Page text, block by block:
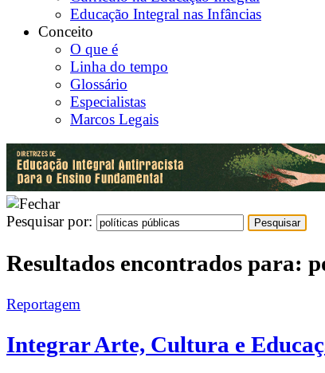
Educação Integral nas Infâncias
Conceito
O que é
Linha do tempo
Glossário
Especialistas
Marcos Legais
Pesquisar por:
Resultados encontrados para:
Reportagem
Integrar Arte, Cultura e